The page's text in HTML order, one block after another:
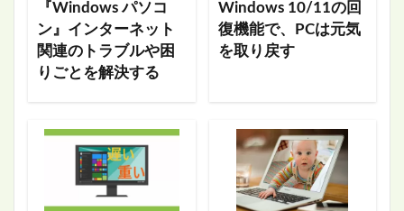
『Windows パソコ
ン』インターネット
関連のトラブルや困
りごとを解決する
Windows 10/11の回
復機能で、PCは元気
を取り戻す